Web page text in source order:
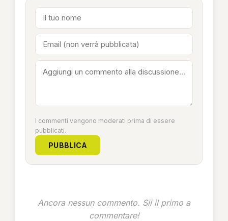
I commenti vengono moderati prima di essere
pubblicati.
PUBBLICA
Ancora nessun commento. Sii il primo a
commentare!